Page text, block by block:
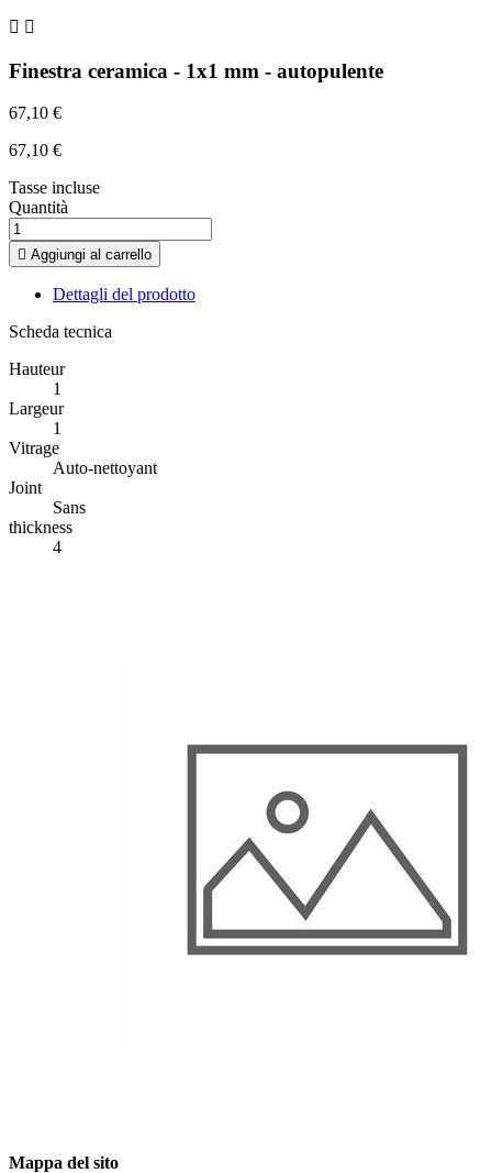
 
Finestra ceramica - 1x1 mm - autopulente
67,10 €
67,10 €
Tasse incluse
Quantità
 Aggiungi al carrello
Dettagli del prodotto
Scheda tecnica
Hauteur
1
Largeur
1
Vitrage
Auto-nettoyant
Joint
Sans
thickness
4
Mappa del sito